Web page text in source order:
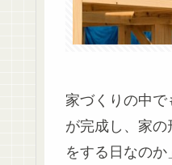
家づくりの中
が完成し、家
をする日なのか